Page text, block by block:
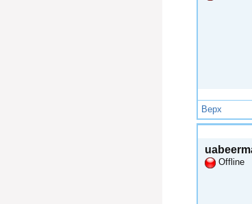
Верх
Offline